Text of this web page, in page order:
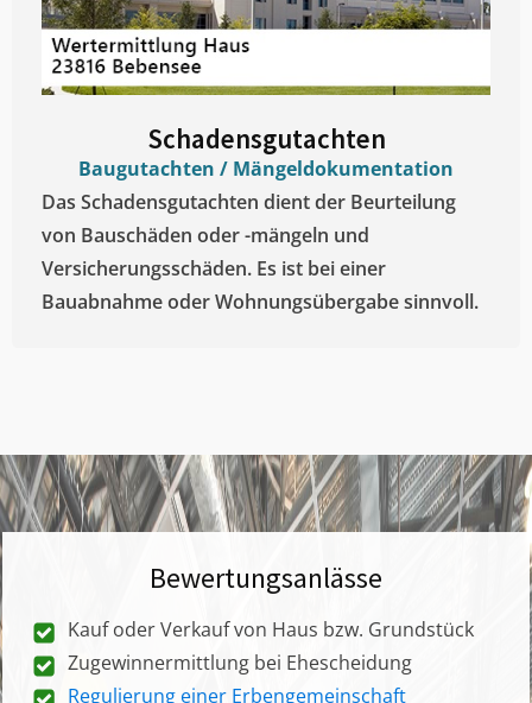
Schadensgutachten
Baugutachten / Mängeldokumentation
Das Schadensgutachten dient der Beurteilung
von Bauschäden oder -mängeln und
Versicherungsschäden. Es ist bei einer
Bauabnahme oder Wohnungsübergabe sinnvoll.
Bewertungsanlässe
Kauf oder Verkauf von Haus bzw. Grundstück
Zugewinnermittlung bei Ehescheidung
Regulierung einer Erbengemeinschaft